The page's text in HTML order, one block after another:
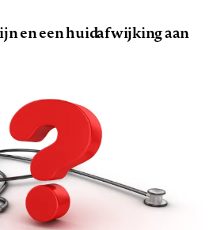
en een huidafwijking aan